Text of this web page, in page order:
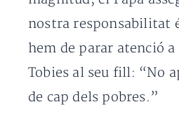
nostra responsabilitat
hem de parar atenció a
Tobies al seu fill: “No
de cap dels pobres.”